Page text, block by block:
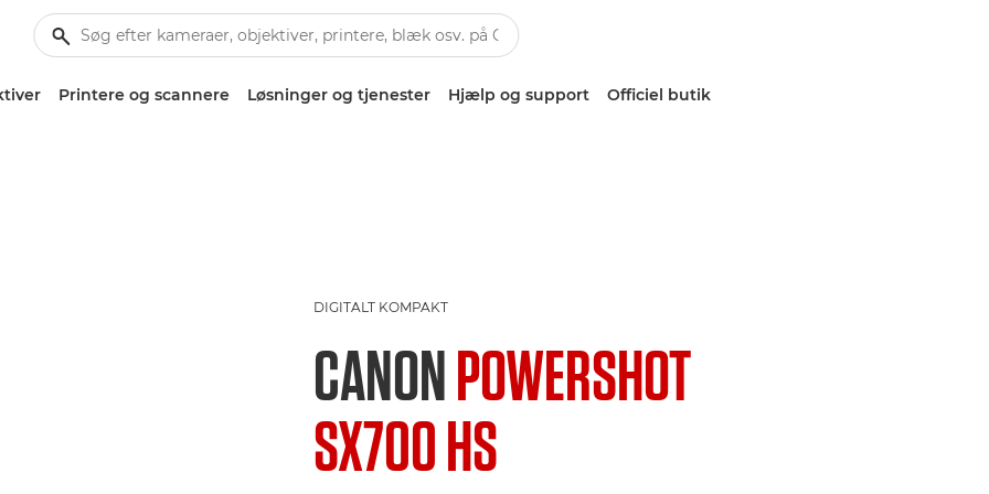
Printere og scannere Løsninger og tjenester Hjælp og support Officiel butik
DIGITALT KOMPAKT
CANONPOWERSHOT
SX700 HS